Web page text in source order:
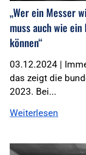
„Wer ein Messer
muss auch wie
können“
03.12.2024 |
das zeigt die
2023. Bei...
Weiterlesen